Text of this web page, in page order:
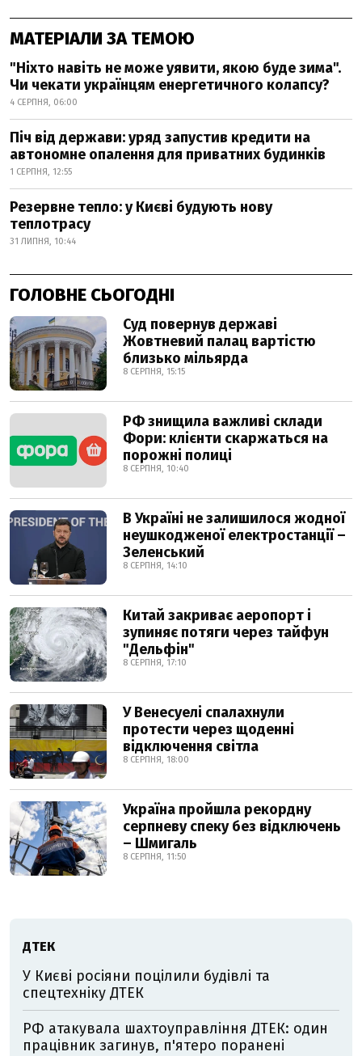
МАТЕРІАЛИ ЗА ТЕМОЮ
"Ніхто навіть не може уявити, якою буде зима".
Чи чекати українцям енергетичного колапсу?
4 СЕРПНЯ, 06:00
Піч від держави: уряд запустив кредити на
автономне опалення для приватних будинків
1 СЕРПНЯ, 12:55
Резервне тепло: у Києві будують нову
теплотрасу
31 ЛИПНЯ, 10:44
ГОЛОВНЕ СЬОГОДНІ
Суд повернув державі
Жовтневий палац вартістю
близько мільярда
8 СЕРПНЯ, 15:15
РФ знищила важливі склади
Фори: клієнти скаржаться на
порожні полиці
8 СЕРПНЯ, 10:40
В Україні не залишилося жодної
неушкодженої електростанції –
Зеленський
8 СЕРПНЯ, 14:10
Китай закриває аеропорт і
зупиняє потяги через тайфун
"Дельфін"
8 СЕРПНЯ, 17:10
У Венесуелі спалахнули
протести через щоденні
відключення світла
8 СЕРПНЯ, 18:00
Україна пройшла рекордну
серпневу спеку без відключень
– Шмигаль
8 СЕРПНЯ, 11:50
ДТЕК
У Києві росіяни поцілили будівлі та
спецтехніку ДТЕК
РФ атакувала шахтоуправління ДТЕК: один
працівник загинув, п'ятеро поранені